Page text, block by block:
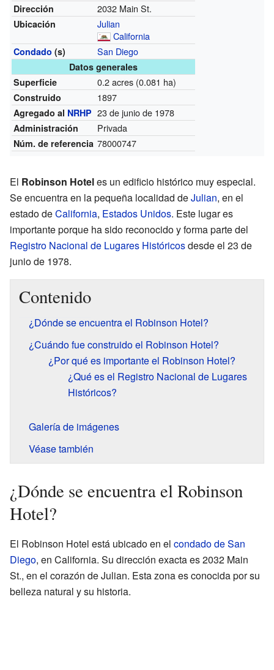
Dirección 2032 Main St.
Ubicación
Julian
California
Condado (s) San Diego
Datos generales
Superficie
0.2 acres (0.081 ha)
Construido 1897
Agregado al NRHP 23 de junio de 1978
Administración Privada
Núm. de referencia 78000747
El Robinson Hoteles un edificio histórico muy especial.
Se encuentra en la pequeña localidad deJulian, en el
estado deCalifornia, Estados Unidos. Este lugar es
importante porque ha sido reconocido y forma parte del
Registro Nacional de Lugares Históricosdesde el 23 de
junio de 1978.
Contenido
¿Dónde se encuentra el Robinson Hotel?
¿Cuándo fue construido el Robinson Hotel?
¿Por qué es importante el Robinson Hotel?
¿Qué es el Registro Nacional de Lugares
Históricos?
Galería de imágenes
Véase también
¿Dónde se encuentra el Robinson
Hotel?
El Robinson Hotel está ubicado en el condado de San
Diego, en California. Su dirección exacta es 2032 Main
St., en el corazón de Julian. Esta zona es conocida por su
belleza natural y su historia.